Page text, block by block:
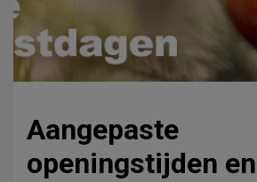
Aangepaste
openingstijden en